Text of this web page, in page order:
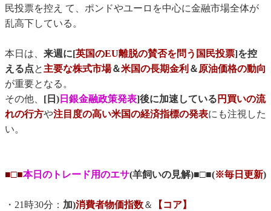
民投票を控え て、ポンドやユーロを中心に金融市場全体が
乱高下している。
本日は、 来週に[英国のEU離脱の賛否を問う国民投票]を控
える点と主要な株式市場＆米国の長期金利 ＆原油価格の動向
が重要となる。
その他、 [日) 日銀金融政策発表]後に加速している 円買いの流
れの行方や注目度の高い米国の経済指標の発表にも注視した
い。
■□■本日のトレード用のエサ(羊飼いの見解)■□■(※毎日更新)
・21時30分： 加)消費者物価指数＆
【コア】